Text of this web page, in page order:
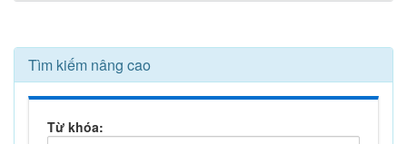
Tìm kiếm nâng cao
Từ khóa: